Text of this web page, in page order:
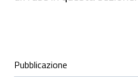
Condivisione social
Pubblicazione